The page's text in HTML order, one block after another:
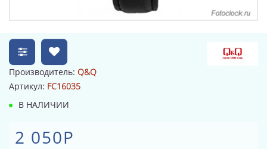
Производитель: Q&Q
Артикул: FC16035
В НАЛИЧИИ
2 050Р